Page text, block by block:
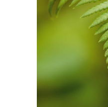
Тона в интерьере
Оттенки в интерьере